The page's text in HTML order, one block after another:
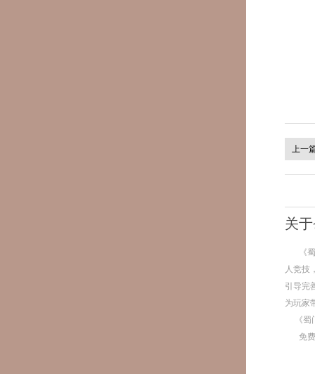
上一
关
《
人竞技
引导完
为玩家
《
免